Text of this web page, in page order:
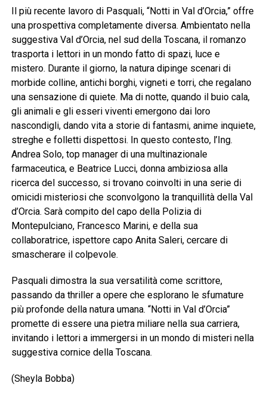
Il più recente lavoro di Pasquali, “Notti in Val d’Orcia,” offre
una prospettiva completamente diversa. Ambientato nella
suggestiva Val d’Orcia, nel sud della Toscana, il romanzo
trasporta i lettori in un mondo fatto di spazi, luce e
mistero. Durante il giorno, la natura dipinge scenari di
morbide colline, antichi borghi, vigneti e torri, che regalano
una sensazione di quiete. Ma di notte, quando il buio cala,
gli animali e gli esseri viventi emergono dai loro
nascondigli, dando vita a storie di fantasmi, anime inquiete,
streghe e folletti dispettosi. In questo contesto, l’Ing.
Andrea Solo, top manager di una multinazionale
farmaceutica, e Beatrice Lucci, donna ambiziosa alla
ricerca del successo, si trovano coinvolti in una serie di
omicidi misteriosi che sconvolgono la tranquillità della Val
d’Orcia. Sarà compito del capo della Polizia di
Montepulciano, Francesco Marini, e della sua
collaboratrice, ispettore capo Anita Saleri, cercare di
smascherare il colpevole.
Pasquali dimostra la sua versatilità come scrittore,
passando da thriller a opere che esplorano le sfumature
più profonde della natura umana. “Notti in Val d’Orcia”
promette di essere una pietra miliare nella sua carriera,
invitando i lettori a immergersi in un mondo di misteri nella
suggestiva cornice della Toscana.
(Sheyla Bobba)